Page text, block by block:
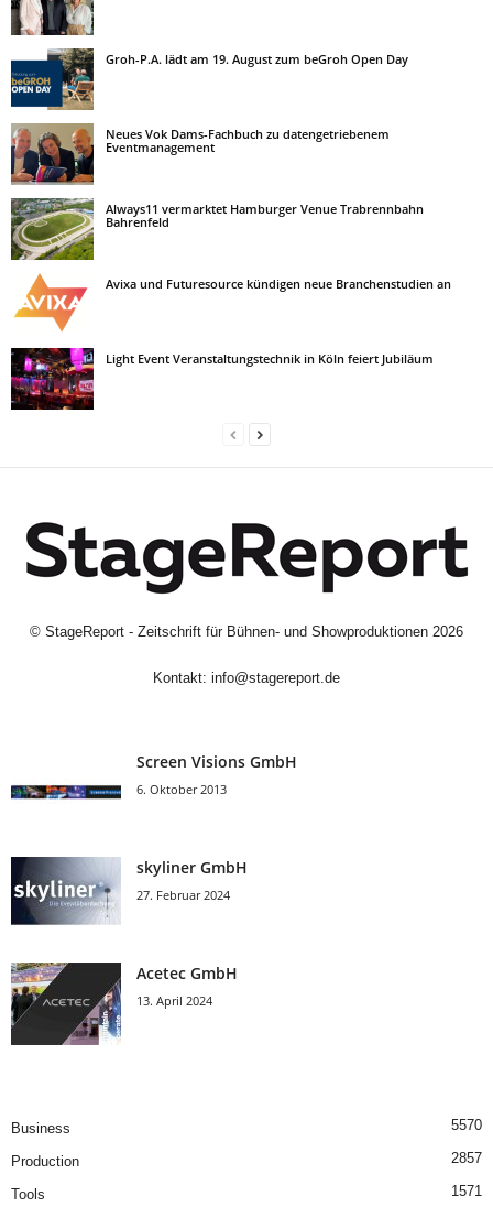
Groh-P.A. lädt am 19. August zum beGroh Open Day
Neues Vok Dams-Fachbuch zu datengetriebenem
Eventmanagement
Always11 vermarktet Hamburger Venue Trabrennbahn
Bahrenfeld
Avixa und Futuresource kündigen neue Branchenstudien an
Light Event Veranstaltungstechnik in Köln feiert Jubiläum
© StageReport - Zeitschrift für Bühnen- und Showproduktionen 2026
Kontakt: info@stagereport.de
Screen Visions GmbH
6. Oktober 2013
skyliner GmbH
27. Februar 2024
Acetec GmbH
13. April 2024
Business 5570
Production 2857
Tools 1571